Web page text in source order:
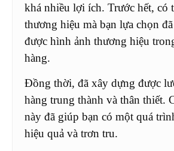
khá nhiều lợi ích. Trước hết, có
thương hiệu mà bạn lựa chọn
được hình ảnh thương hiệu
hàng.
Đồng thời, đã xây dựng được
hàng trung thành và thân thiết.
này đã giúp bạn có một quá
hiệu quả và trơn tru.